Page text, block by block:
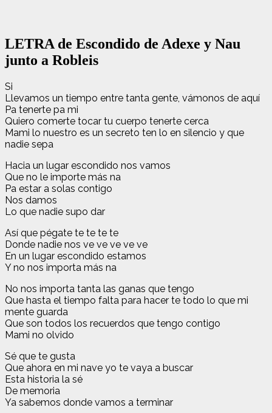
LETRA de Escondido de Adexe y Nau
junto a Robleis
Si
Llevamos un tiempo entre tanta gente, vámonos de aquí
Pa tenerte pa mi
Quiero comerte tocar tu cuerpo tenerte cerca
Mami lo nuestro es un secreto ten lo en silencio y que
nadie sepa
Hacia un lugar escondido nos vamos
Que no le importe más na
Pa estar a solas contigo
Nos damos
Lo que nadie supo dar
Así que pégate te te te te
Donde nadie nos ve ve ve ve ve
En un lugar escondido estamos
Y no nos importa más na
No nos importa tanta las ganas que tengo
Que hasta el tiempo falta para hacer te todo lo que mi
mente guarda
Que son todos los recuerdos que tengo contigo
Mami no olvido
Sé que te gusta
Que ahora en mi nave yo te vaya a buscar
Esta historia la sé
De memoria
Ya sabemos donde vamos a terminar